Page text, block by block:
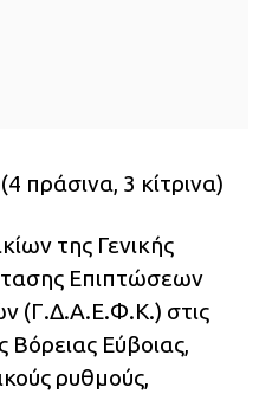
πράσινα, 3 κίτρινα)
της Γενικής
Επιπτώσεων
(Γ.Δ.Α.Ε.Φ.Κ.) στις
Βόρειας Εύβοιας,
ρυθμούς,